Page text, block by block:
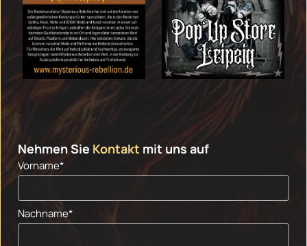
Nehmen Sie Kontakt mit uns auf
Vorname*
Nachname*